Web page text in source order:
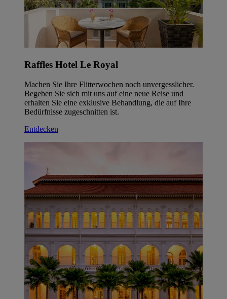
Raffles Hotel Le Royal
Machen Sie Ihre Flitterwochen noch unvergesslicher.
Begeben Sie sich mit uns auf eine neue Reise und
erhalten Sie eine exklusive Behandlung, die auf Ihre
Bedürfnisse zugeschnitten ist.
Entdecken